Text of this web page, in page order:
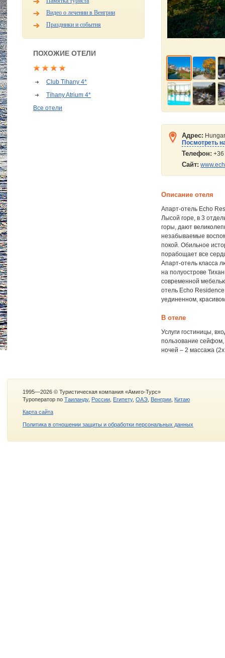
Видео о лечении в Венгрии
Праздники и события
ПОХОЖИЕ ОТЕЛИ
Club Tihany 4*
Tihany Atrium 4*
Все отели
Адрес:
Посмотреть
Телефон:
Сайт:
Описание отеля
Апарт-отель Echo
Лысой горе, в 3
горы, дают
незабываемые
покой. Обильное
порабощает все
Апарт-отель класса
на полуострове
современной
отель Echo
уединенном,
В отеле
Услуги гостиницы,
пользование
ночей – 2 массажа
1995—2026 © Туристическая компания «Амиго-Турс»
Туроператор по Таиланду, России Египету, ОАЭ Венгрии Китаю
Карта сайта
Политика в отношении защиты и обработки персональных данных